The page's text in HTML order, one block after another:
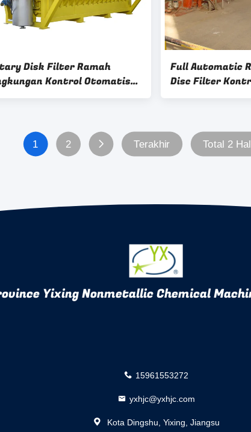
Disk Filter Ramah
Kontrol Otomatis
Tinggi
Full Automatic
Disc Filter
Tugas Berat
1 2 Terakhir Total 2
Yixing Nonmetallic Chemical
15961553272
yxhjc@yxhjc.com
Kota Dingshu, Yixing, Jiangsu